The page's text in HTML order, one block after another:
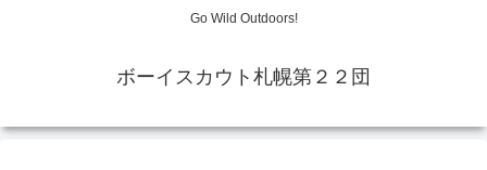
Go Wild Outdoors!
ボーイスカウト札幌第２２団